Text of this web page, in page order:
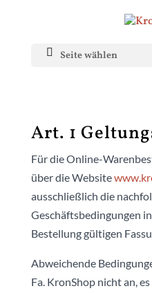
Seite wählen
Art. 1
Für die Online-
über die Website
ausschließlich die
Geschäftsbedingungen
Bestellung gültigen
Abweichende
Fa. KronShop nicht an,